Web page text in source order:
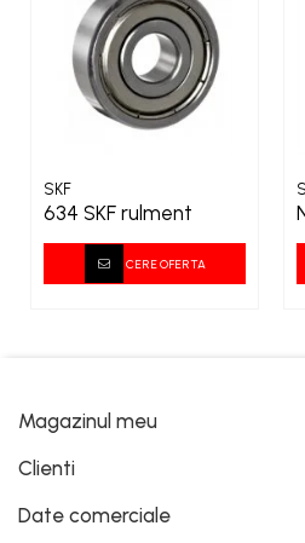
SKF
634 SKF rulment
CERE OFERTA
Magazinul meu
Clienti
Date comerciale